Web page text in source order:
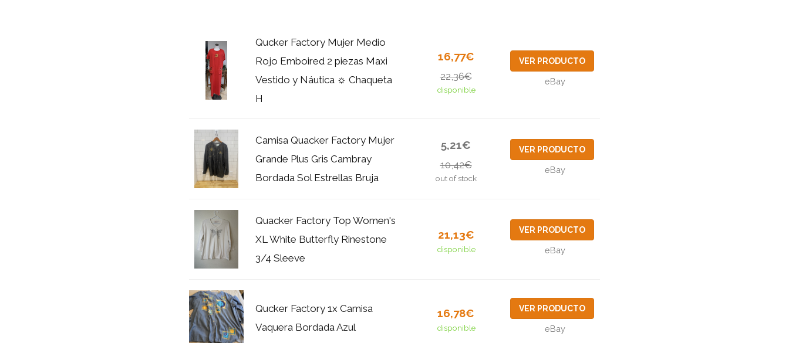
Qucker Factory Mujer Medio
Rojo Emboired 2 piezas Maxi
Vestido y Náutica ☼ Chaqueta
H
16,77€
22,36€
disponible
VER PRODUCTO
eBay
Camisa Quacker Factory Mujer
Grande Plus Gris Cambray
Bordada Sol Estrellas Bruja
5,21€
10,42€
out of stock
VER PRODUCTO
eBay
Quacker Factory Top Women's
XL White Butterfly Rinestone
3/4 Sleeve
21,13€
disponible
VER PRODUCTO
eBay
Qucker Factory 1x Camisa
Vaquera Bordada Azul
16,78€
disponible
VER PRODUCTO
eBay